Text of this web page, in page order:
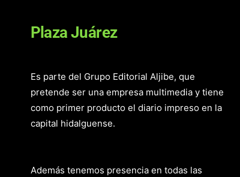
Plaza Juárez
Es parte del Grupo Editorial Aljibe, que
pretende ser una empresa multimedia y tiene
como primer producto el diario impreso en la
capital hidalguense.
Además tenemos presencia en todas las